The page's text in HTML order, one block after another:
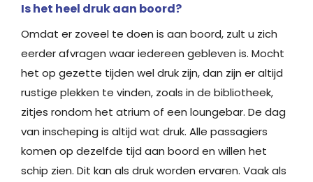
Is het heel druk aan boord?
Omdat er zoveel te doen is aan boord, zult u zich
eerder afvragen waar iedereen gebleven is. Mocht
het op gezette tijden wel druk zijn, dan zijn er altijd
rustige plekken te vinden, zoals in de bibliotheek,
zitjes rondom het atrium of een loungebar. De dag
van inscheping is altijd wat druk. Alle passagiers
komen op dezelfde tijd aan boord en willen het
schip zien. Dit kan als druk worden ervaren. Vaak als